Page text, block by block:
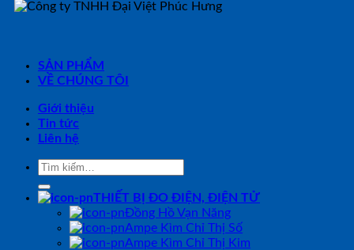
SẢN PHẨM
VỀ CHÚNG TÔI
Giới thiệu
Tin tức
Liên hệ
Tìm
kiếm:
THIẾT BỊ ĐO ĐIỆN, ĐIỆN TỬ
Đồng Hồ Vạn Năng
Ampe Kìm Chỉ Thị Số
Ampe Kìm Chỉ Thị Kim